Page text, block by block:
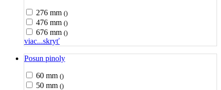
276 mm ()
476 mm ()
676 mm ()
viac...skryť
Posun pinoly
60 mm ()
50 mm ()